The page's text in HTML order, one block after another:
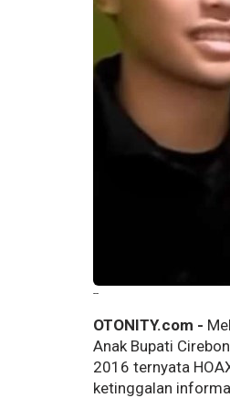
--
OTONITY.com -
Anak Bupati
2016 ternyata
ketinggalan